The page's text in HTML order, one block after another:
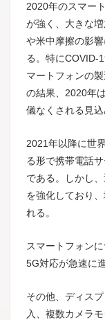
2020年のスマー
が強く、大きな
や米中摩擦の影
る。特にCOVID-
マートフォンの
の結果、2020年
儀なくされる見込
2021年以降に世
る形で携帯電話
である。しかし
を強化しており
れる。
スマートフォン
5G対応が急速に
その他、ディス
入、複数カメラ